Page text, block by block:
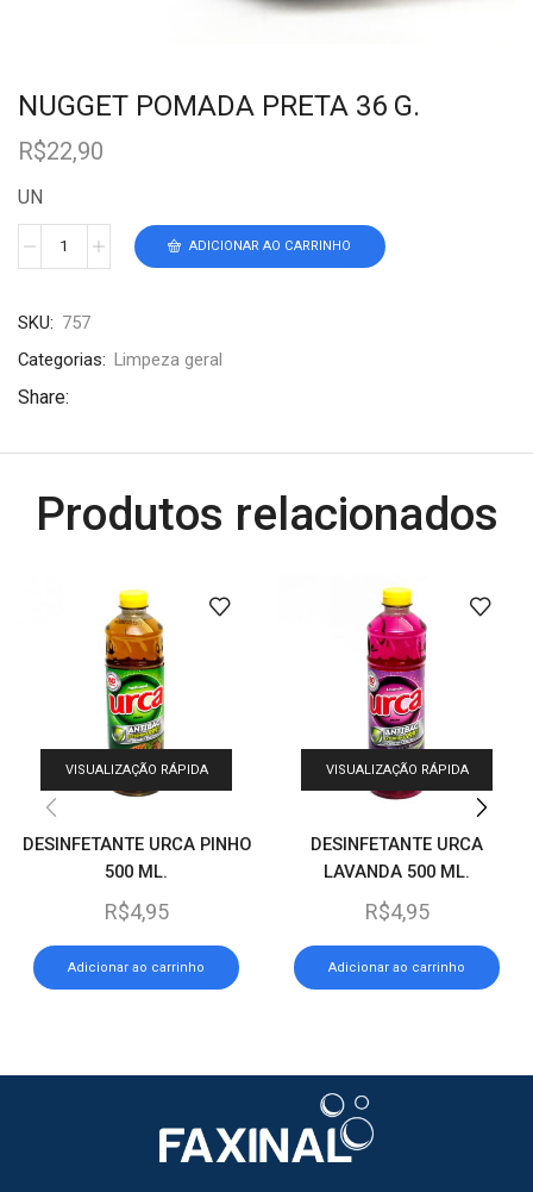
NUGGET POMADA PRETA 36 G.
R$22,90
UN
ADICIONAR AO CARRINHO
SKU: 757
Categorias: Limpeza geral
Share:
Produtos relacionados
VISUALIZAÇÃO RÁPIDA
DESINFETANTE URCA PINHO
500 ML.
R$4,95
Adicionar ao carrinho
VISUALIZAÇÃO RÁPIDA
DESINFETANTE URCA
LAVANDA 500 ML.
R$4,95
Adicionar ao carrinho